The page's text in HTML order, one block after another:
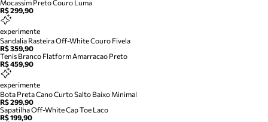
Mocassim Preto Couro Luma
R$ 299,90
experimente
Sandalia Rasteira Off-White Couro Fivela
R$ 359,90
Tenis Branco Flatform Amarracao Preto
R$ 459,90
experimente
Bota Preta Cano Curto Salto Baixo Minimal
R$ 299,90
Sapatilha Off-White Cap Toe Laco
R$ 199,90